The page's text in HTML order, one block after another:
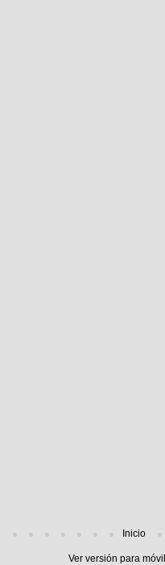
Inicio
Ver versión para